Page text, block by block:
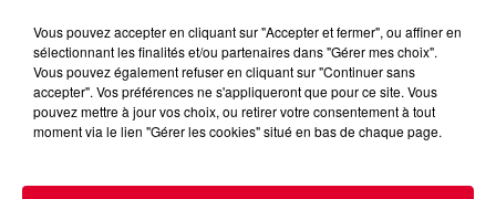
Crédit :Kit Press / Too Hotel
Vous pouvez accepter en cliquant sur "Accepter et fermer", ou affiner en
sélectionnant les finalités et/ou partenaires dans "Gérer mes choix".
Vous pouvez également refuser en cliquant sur "Continuer sans
accepter". Vos préférences ne s'appliqueront que pour ce site. Vous
pouvez mettre à jour vos choix, ou retirer votre consentement à tout
moment via le lien "Gérer les cookies" situé en bas de chaque page.